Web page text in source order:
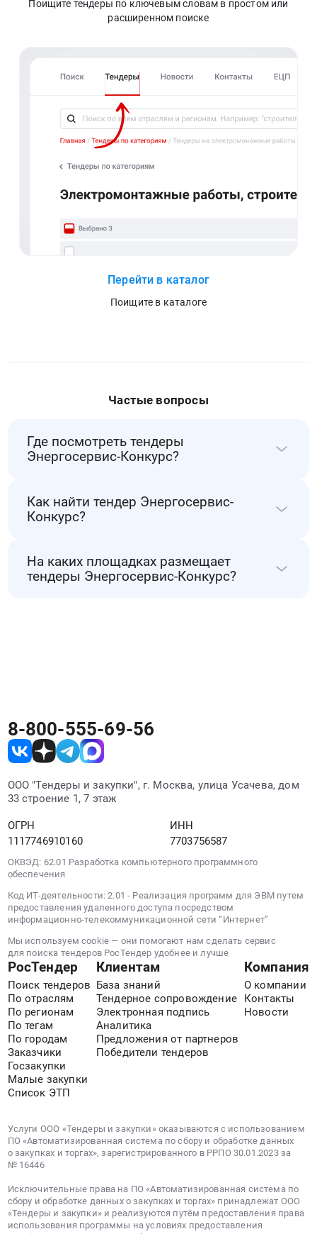
Поищите тендеры по ключевым словам в простом или
расширенном поиске
Перейти в каталог
Поищите в каталоге
Частые вопросы
Где посмотреть тендеры
Энергосервис-Конкурс?
на РосТендер. Следите за новыми закупками
этого заказчика через уведомления на почту
Как найти тендер Энергосервис-
Конкурс?
через поиск по заказчикам на РосТендер.
Мы отслеживаем все активные закупки
На каких площадках размещает
тендеры Энергосервис-Конкурс?
8-800-555-69-56
ООО "Тендеры и закупки", г. Москва, улица Усачева, дом
33 строение 1, 7 этаж
ОГРН
1117746910160
ИНН
7703756587
ОКВЭД: 62.01 Разработка компьютерного программного
обеспечения
Код ИТ-деятельности: 2.01 - Реализация программ для ЭВМ путем
предоставления удаленного доступа посредством
информационно-телекоммуникационной сети “Интернет”
Мы используем cookie — они помогают нам сделать сервис
для поиска тендеров РосТендер удобнее и лучше
РосТендер
Поиск тендеров
По отраслям
По регионам
По тегам
По городам
Заказчики
Госзакупки
Малые закупки
Список ЭТП
Клиентам
База знаний
Тендерное сопровождение
Электронная подпись
Аналитика
Предложения от партнеров
Победители тендеров
Компания
О компании
Контакты
Новости
Услуги ООО «Тендеры и закупки» оказываются с использованием
ПО «Автоматизированная система по сбору и обработке данных
о закупках и торгах», зарегистрированного в РРПО 30.01.2023 за
№ 16446
Исключительные права на ПО «Автоматизированная система по
сбору и обработке данных о закупках и торгах» принадлежат ООО
«Тендеры и закупки» и реализуются путём предоставления права
использования программы на условиях предоставления